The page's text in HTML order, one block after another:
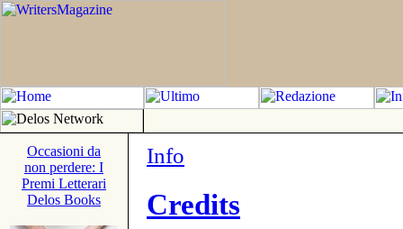
Occasioni da
non perdere: I
Premi Letterari
Delos Books
Info
Credits